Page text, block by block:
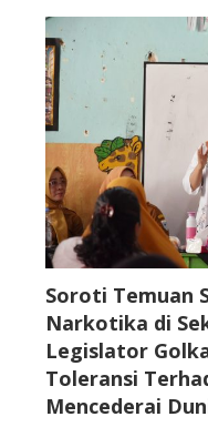
Soroti Temuan
Narkotika di
Legislator
Toleransi
Mencederai